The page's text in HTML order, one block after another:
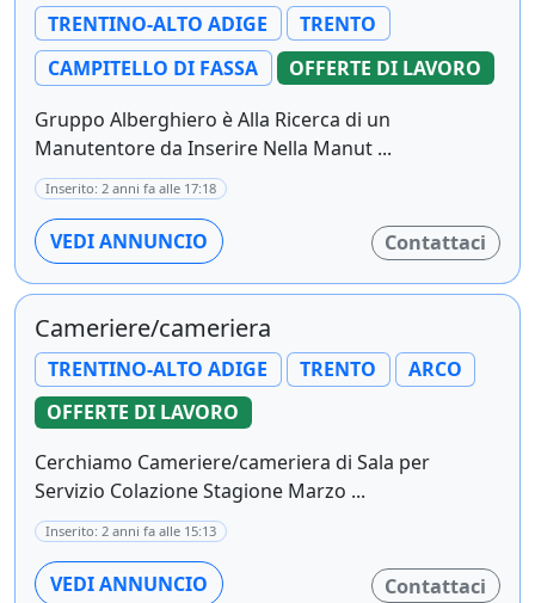
TRENTINO-ALTO ADIGE
TRENTO
CAMPITELLO DI FASSA
OFFERTE DI LAVORO
Gruppo Alberghiero è Alla Ricerca di un
Manutentore da Inserire Nella Manut ...
Inserito: 2 anni fa alle 17:18
VEDI ANNUNCIO Contattaci
Cameriere/cameriera
TRENTINO-ALTO ADIGE TRENTO
ARCO
OFFERTE DI LAVORO
Cerchiamo Cameriere/cameriera di Sala per
Servizio Colazione Stagione Marzo ...
Inserito: 2 anni fa alle 15:13
VEDI ANNUNCIO Contattaci